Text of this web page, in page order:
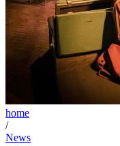
home
/
News